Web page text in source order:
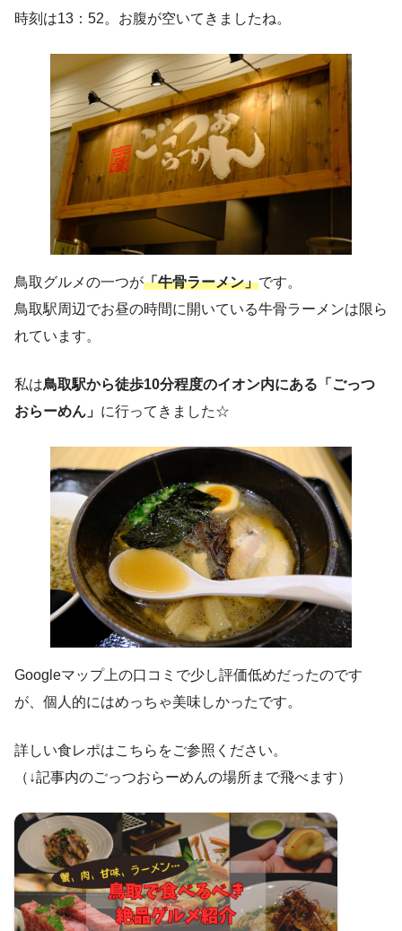
時刻は13：52。お腹が空いてきましたね。
鳥取グルメの一つが「牛骨ラーメン」です。
鳥取駅周辺でお昼の時間に開いている牛骨ラーメンは限ら
れています。
私は鳥取駅から徒歩10分程度のイオン内にある「ごっつ
おらーめん」 に行ってきました☆
Googleマップ上の口コミで少し評価低めだったのです
が、個人的にはめっちゃ美味しかったです。
詳しい食レポはこちらをご参照ください。
（↓記事内のごっつおらーめんの場所まで飛べます）